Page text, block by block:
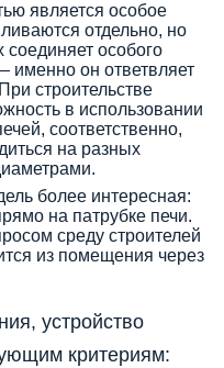
является особое
отдельно, но
соединяет особого
именно он ответвляет
строительстве
в использовании
соответственно,
на разных
более интересная:
на патрубке печи.
среду строителей
из помещения через
устройство
критериям: